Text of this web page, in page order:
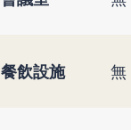
餐飲設施 無